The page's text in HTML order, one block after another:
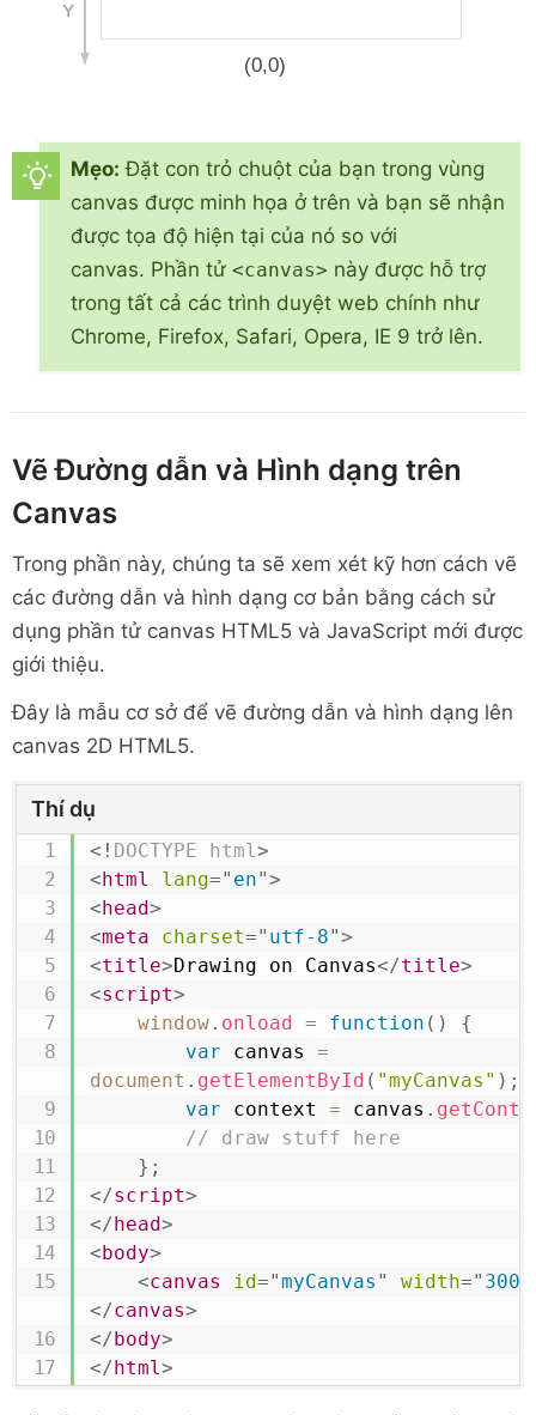
(0,0)
Mẹo: Đặt con trỏ chuột của bạn trong vùng
canvas được minh họa ở trên và bạn sẽ nhận
được tọa độ hiện tại của nó so với
canvas. Phần tử <canvas> này được hỗ trợ
trong tất cả các trình duyệt web chính như
Chrome, Firefox, Safari, Opera, IE 9 trở lên.
Vẽ Đường dẫn và Hình dạng trên
Canvas
Trong phần này, chúng ta sẽ xem xét kỹ hơn cách vẽ
các đường dẫn và hình dạng cơ bản bằng cách sử
dụng phần tử canvas HTML5 và JavaScript mới được
giới thiệu.
Đây là mẫu cơ sở để vẽ đường dẫn và hình dạng lên
canvas 2D HTML5.
Thí dụ
<! DOCTYPE html>
<html lang=" en">
<head>
<meta charset=" utf-8">
<title>Drawing on Canvas</title>
<script>
window. onload = function ( )
{
var canvas =
document . getElementById ( "myCanvas" ) ;
var context = canvas .
// draw stuff here
} ;
</script>
</head>
<body>
<canvas id="myCanvas " width=" 300
</canvas>
</body>
</html>